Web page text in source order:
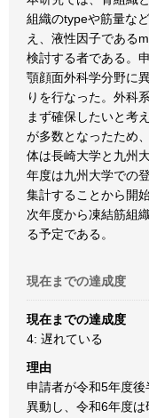
組織のtypeや筋量な
え、液性因子である
検討する者である。
顎顔面外科学分野に
りを行なった。外科
まず確保したいと考
が多数となったため
体は長崎大学と九州
年度は九州大学での
集計することから開始
次年度から凍結筋組
る予定である。
現在までの達成度
現在までの達成度
4: 遅れている
理由
申請者が令和5年度
異動し、令和6年度